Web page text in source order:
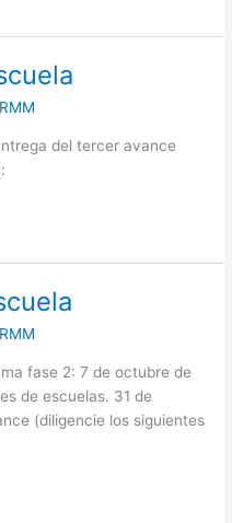
RMM
del tercer avance
RMM
fase 2: 7 de octubre de
de escuelas. 31 de
(diligencie los siguientes